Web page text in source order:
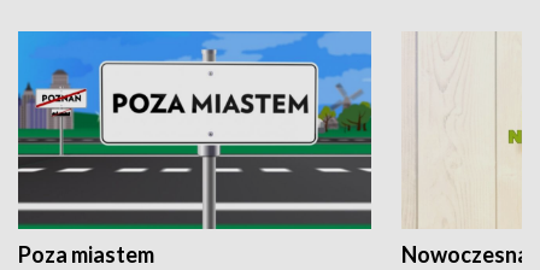
Poza miastem Nowoczesna